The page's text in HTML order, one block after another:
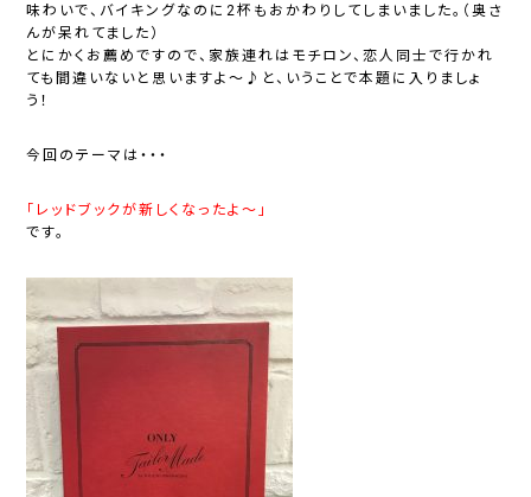
味わいで、バイキングなのに2杯もおかわりしてしまいました。（奥さ
んが呆れてました）
とにかくお薦めですので、家族連れはモチロン、恋人同士で行かれ
ても間違いないと思いますよ～♪と、いうことで本題に入りましょ
う！
今回のテーマは・・・
「レッドブックが新しくなったよ～」
です。